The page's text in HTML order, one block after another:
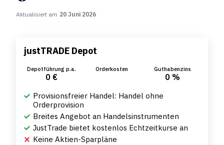
Aktualisiert am 20 Juni 2026
justTRADE Depot
Depotführung p.a.
0 €
Orderkosten Guthabenzins
0 %
Provisionsfreier Handel: Handel ohne
Orderprovision
Breites Angebot an Handelsinstrumenten
JustTrade bietet kostenlos Echtzeitkurse an
Keine Aktien-Sparpläne